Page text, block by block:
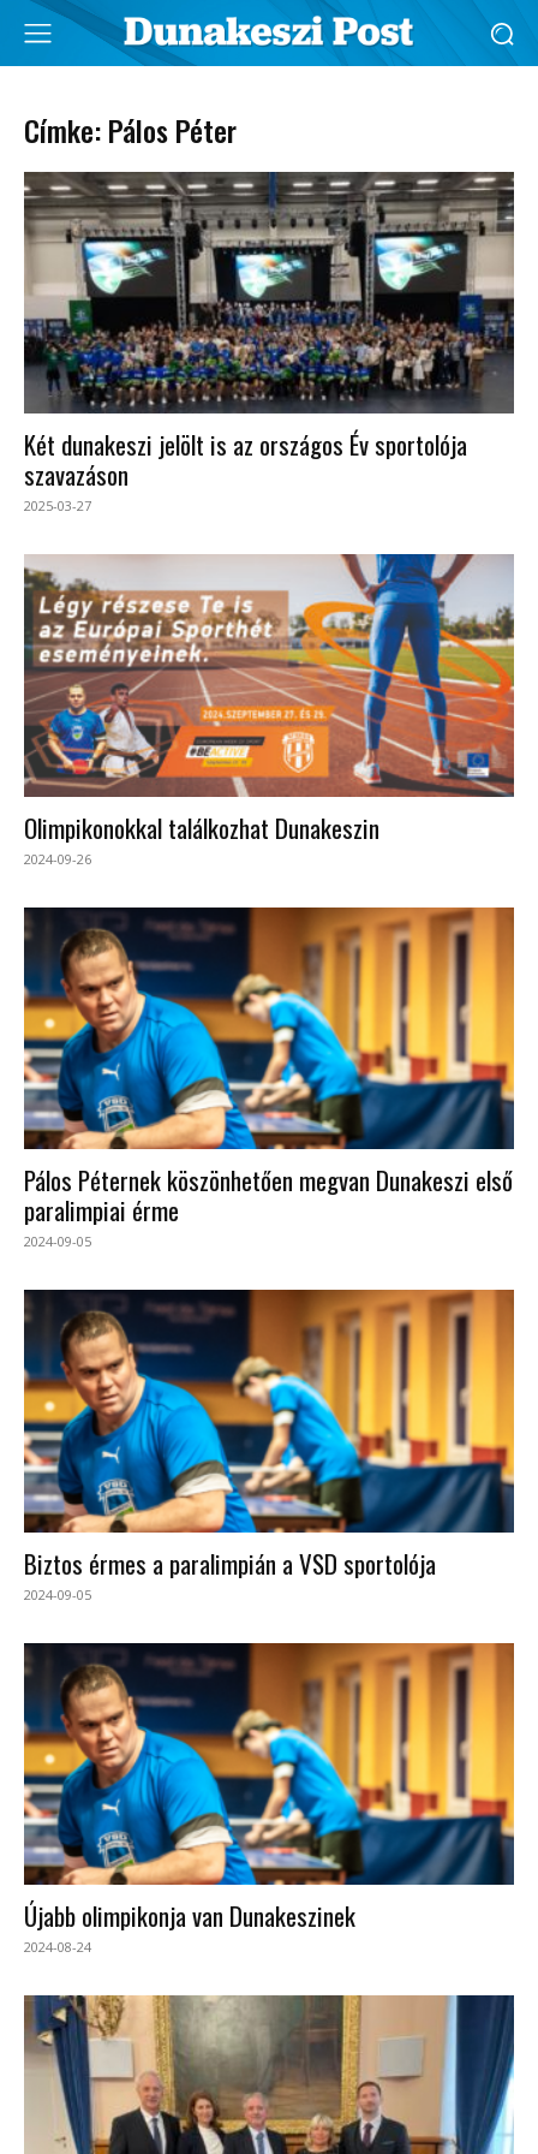
Címke: Pálos Péter
Két dunakeszi jelölt is az országos Év sportolója
szavazáson
2025-03-27
Olimpikonokkal találkozhat Dunakeszin
2024-09-26
Pálos Péternek köszönhetően megvan Dunakeszi első
paralimpiai érme
2024-09-05
Biztos érmes a paralimpián a VSD sportolója
2024-09-05
Újabb olimpikonja van Dunakeszinek
2024-08-24